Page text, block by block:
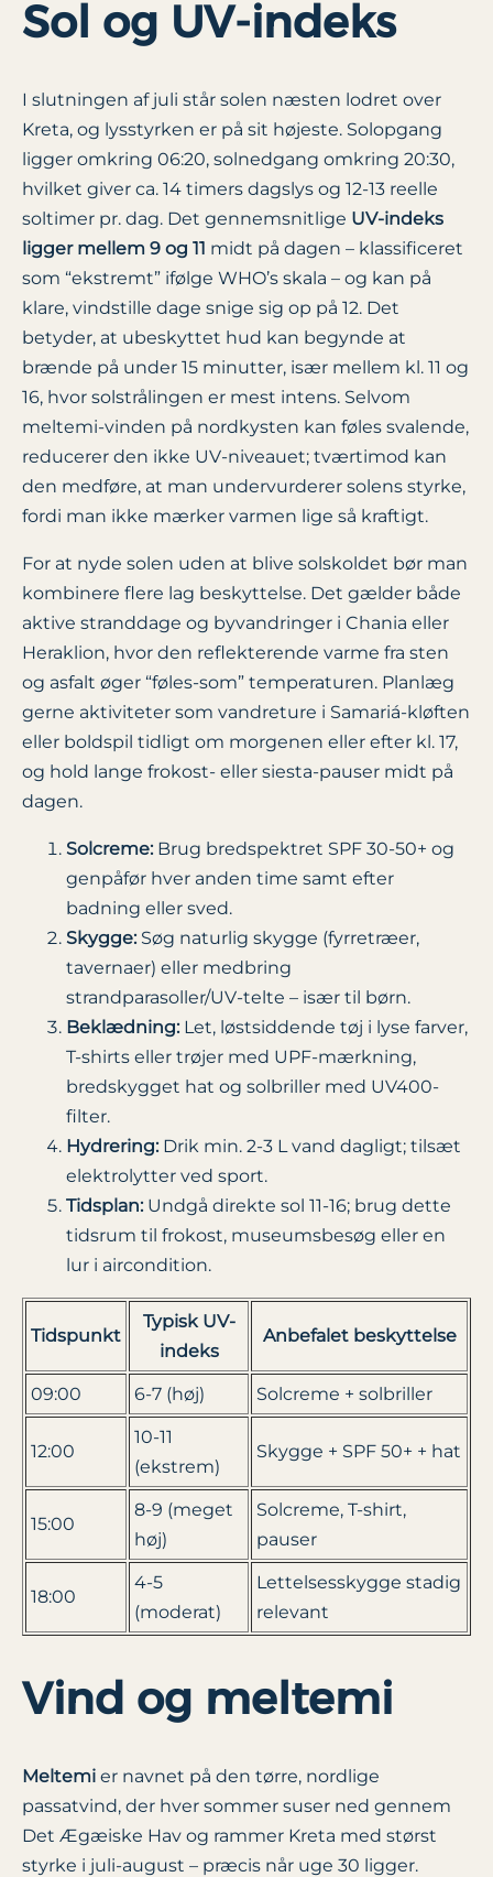
Sol og UV-indeks
I slutningen af juli står solen næsten lodret over
Kreta, og lysstyrken er på sit højeste. Solopgang
ligger omkring 06:20, solnedgang omkring 20:30,
hvilket giver ca. 14 timers dagslys og 12-13 reelle
soltimer pr. dag. Det gennemsnitlige UV-indeks
ligger mellem 9 og 11 midt på dagen – klassificeret
som “ekstremt” ifølge WHO’s skala – og kan på
klare, vindstille dage snige sig op på 12. Det
betyder, at ubeskyttet hud kan begynde at
brænde på under 15 minutter, især mellem kl. 11 og
16, hvor solstrålingen er mest intens. Selvom
meltemi-vinden på nordkysten kan føles svalende,
reducerer den ikke UV-niveauet; tværtimod kan
den medføre, at man undervurderer solens styrke,
fordi man ikke mærker varmen lige så kraftigt.
For at nyde solen uden at blive solskoldet bør man
kombinere flere lag beskyttelse. Det gælder både
aktive stranddage og byvandringer i Chania eller
Heraklion, hvor den reflekterende varme fra sten
og asfalt øger “føles-som” temperaturen. Planlæg
gerne aktiviteter som vandreture i Samariá-kløften
eller boldspil tidligt om morgenen eller efter kl. 17,
og hold lange frokost- eller siesta-pauser midt på
dagen.
Solcreme:Brug bredspektret SPF 30-50+ og
genpåfør hver anden time samt efter
badning eller sved.
Skygge:Søg naturlig skygge (fyrretræer,
tavernaer) eller medbring
strandparasoller/UV-telte – især til børn.
Beklædning:Let, løstsiddende tøj i lyse farver,
T-shirts eller trøjer med UPF-mærkning,
bredskygget hat og solbriller med UV400-
filter.
Hydrering:Drik min. 2-3 L vand dagligt; tilsæt
elektrolytter ved sport.
Tidsplan:Undgå direkte sol 11-16; brug dette
tidsrum til frokost, museumsbesøg eller en
lur i aircondition.
Tidspunkt
Typisk UV-
indeks
Anbefalet beskyttelse
09:00 6-7 (høj) Solcreme + solbriller
12:00
10-11
(ekstrem)
Skygge + SPF 50+ + hat
15:00
8-9 (meget
høj)
Solcreme, T-shirt,
pauser
18:00
4-5
(moderat)
Lettelsesskygge stadig
relevant
Vind og meltemi
Meltemi er navnet på den tørre, nordlige
passatvind, der hver sommer suser ned gennem
Det Ægæiske Hav og rammer Kreta med størst
styrke i juli-august – præcis når uge 30 ligger.